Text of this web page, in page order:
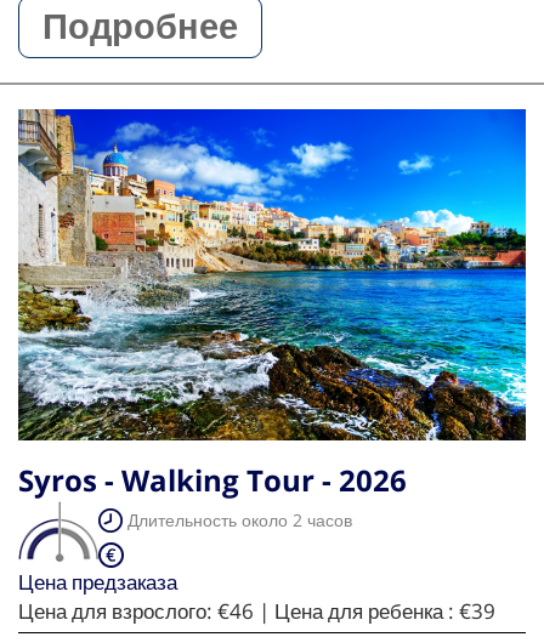
Подробнее
Syros - Walking Tour - 2026
Длительность около 2 часов
Цена предзаказа
Цена для взрослого: €46 | Цена для ребенка : €39